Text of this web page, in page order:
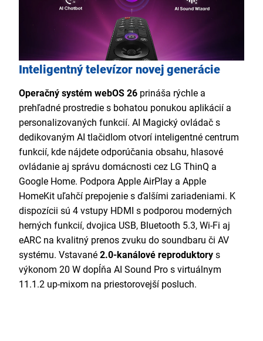
Inteligentný televízor novej generácie
Operačný systém webOS 26 prináša rýchle a
prehľadné prostredie s bohatou ponukou aplikácií a
personalizovaných funkcií. AI Magický ovládač s
dedikovaným AI tlačidlom otvorí inteligentné centrum
funkcií, kde nájdete odporúčania obsahu, hlasové
ovládanie aj správu domácnosti cez LG ThinQ a
Google Home. Podpora Apple AirPlay a Apple
HomeKit uľahčí prepojenie s ďalšími zariadeniami. K
dispozícii sú 4 vstupy HDMI s podporou moderných
herných funkcií, dvojica USB, Bluetooth 5.3, Wi-Fi aj
eARC na kvalitný prenos zvuku do soundbaru či AV
systému. Vstavané 2.0-kanálové reproduktory s
výkonom 20 W dopĺňa AI Sound Pro s virtuálnym
11.1.2 up-mixom na priestorovejší posluch.